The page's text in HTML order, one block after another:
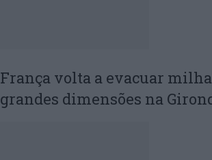
França volta a evacuar
grandes dimensões na